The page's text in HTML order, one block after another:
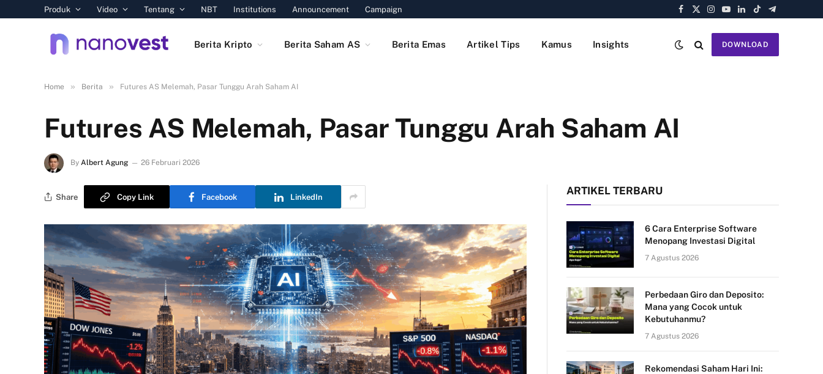
Produk Video Tentang NBT Institutions Announcement Campaign
Facebook
X
Instagram
YouTube
LinkedIn
TikTokTelegram
Berita Kripto Berita Saham AS Berita Emas Artikel Tips Kamus Insights DOWNLOAD
Home » Berita » Futures AS Melemah, Pasar Tunggu Arah Saham AI
Futures AS Melemah, Pasar Tunggu Arah Saham AI
By Albert Agung 26 Februari 2026
Share Copy Link Facebook LinkedIn ARTIKEL TERBARU
6 Cara Enterprise Software
Menopang Investasi Digital
7 Agustus 2026
Perbedaan Giro dan Deposito:
Mana yang Cocok untuk
Kebutuhanmu?
7 Agustus 2026
Rekomendasi Saham Hari Ini: